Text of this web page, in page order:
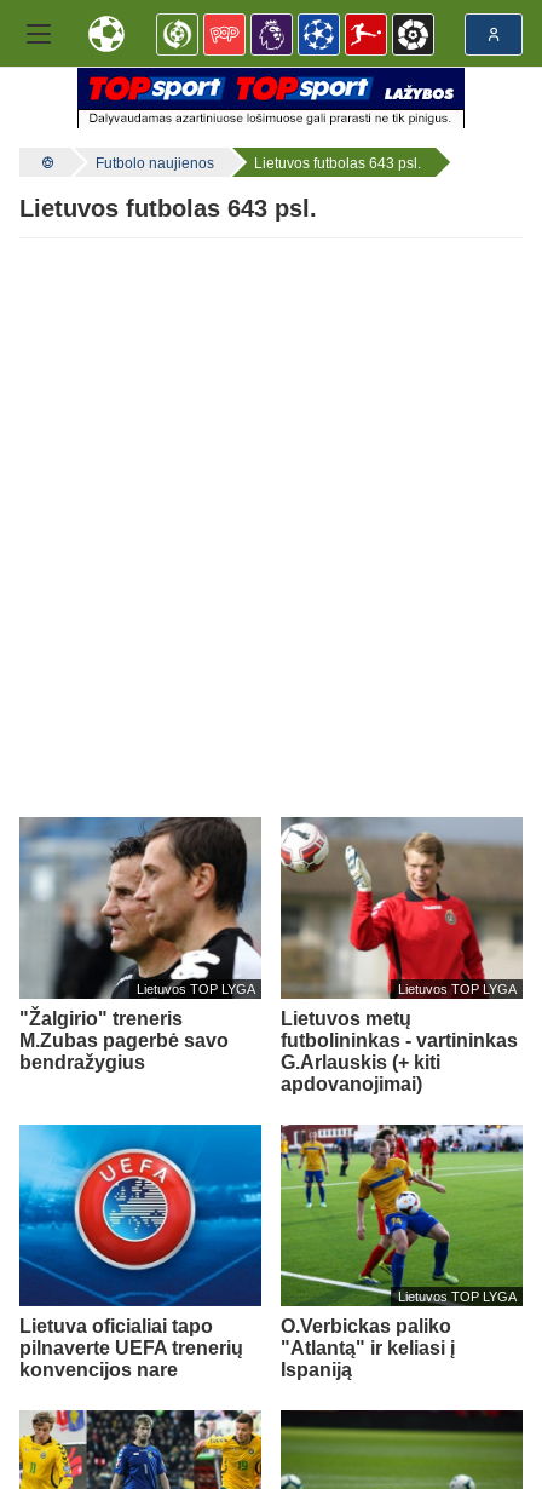
Futbolo naujienos Lietuvos futbolas 643 psl.
Lietuvos futbolas 643 psl.
Lietuvos TOP LYGA
"Žalgirio" treneris
M.Zubas pagerbė savo
bendražygius
Lietuvos TOP LYGA
Lietuvos metų
futbolininkas - vartininkas
G.Arlauskis (+ kiti
apdovanojimai)
Lietuva oficialiai tapo
pilnaverte UEFA trenerių
konvencijos nare
Lietuvos TOP LYGA
O.Verbickas paliko
"Atlantą" ir keliasi į
Ispaniją